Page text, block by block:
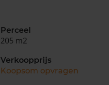
Perceel
205 m2
Verkoopprijs
Koopsom opvragen